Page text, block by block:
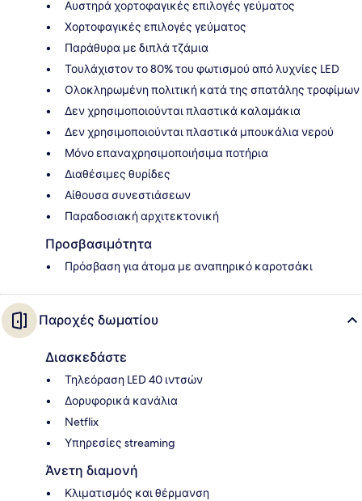
Αυστηρά χορτοφαγικές επιλογές γεύματος
Χορτοφαγικές επιλογές γεύματος
Παράθυρα με διπλά τζάμια
Τουλάχιστον το 80% του φωτισμού από λυχνίες LED
Ολοκληρωμένη πολιτική κατά της σπατάλης τροφίμων
Δεν χρησιμοποιούνται πλαστικά καλαμάκια
Δεν χρησιμοποιούνται πλαστικά μπουκάλια νερού
Μόνο επαναχρησιμοποιήσιμα ποτήρια
Διαθέσιμες θυρίδες
Αίθουσα συνεστιάσεων
Παραδοσιακή αρχιτεκτονική
Προσβασιμότητα
Πρόσβαση για άτομα με αναπηρικό καροτσάκι
Παροχές δωματίου
Διασκεδάστε
Τηλεόραση LED 40 ιντσών
Δορυφορικά κανάλια
Netflix
Υπηρεσίες streaming
Άνετη διαμονή
Κλιματισμός και θέρμανση